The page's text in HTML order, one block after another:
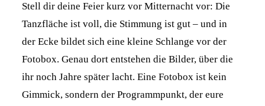
LEISTUNGEN
KONTAKT
Stell dir deine Feier kurz vor Mitternacht vor: Die
Tanzfläche ist voll, die Stimmung ist gut – und in
der Ecke bildet sich eine kleine Schlange vor der
Fotobox. Genau dort entstehen die Bilder, über die
ihr noch Jahre später lacht. Eine Fotobox ist kein
Gimmick, sondern der Programmpunkt, der eure